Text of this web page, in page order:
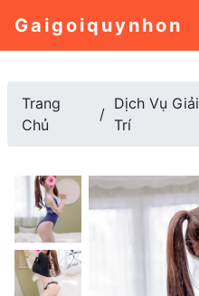
Gaigoiquynhon
Trang
Chủ
Dịch Vụ Giải
Trí